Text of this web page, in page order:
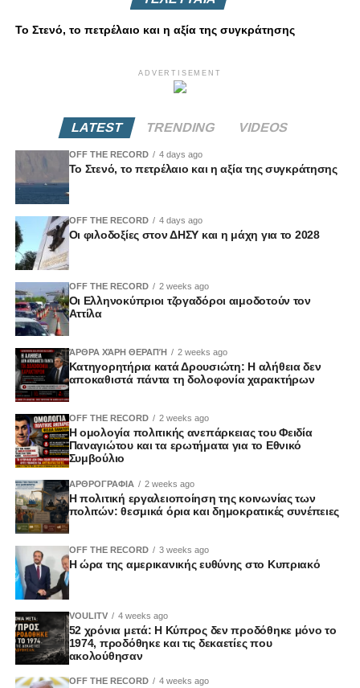
Το Στενό, το πετρέλαιο και η αξία της συγκράτησης
ADVERTISEMENT
LATEST TRENDING VIDEOS
OFF THE RECORD 4 days ago
Το Στενό, το πετρέλαιο και η αξία της συγκράτησης
OFF THE RECORD 4 days ago
Οι φιλοδοξίες στον ΔΗΣΥ και η μάχη για το 2028
OFF THE RECORD 2 weeks ago
Οι Ελληνοκύπριοι τζογαδόροι αιμοδοτούν τον
Αττίλα
ΆΡΘΡΑ ΧΆΡΗ ΘΕΡΑΠΉ 2 weeks ago
Κατηγορητήρια κατά Δρουσιώτη: Η αλήθεια δεν
αποκαθιστά πάντα τη δολοφονία χαρακτήρων
OFF THE RECORD 2 weeks ago
Η ομολογία πολιτικής ανεπάρκειας του Φειδία
Παναγιώτου και τα ερωτήματα για το Εθνικό
Συμβούλιο
ΑΡΘΡΟΓΡΑΦΙΑ 2 weeks ago
Η πολιτική εργαλειοποίηση της κοινωνίας των
πολιτών: θεσμικά όρια και δημοκρατικές συνέπειες
OFF THE RECORD 3 weeks ago
Η ώρα της αμερικανικής ευθύνης στο Κυπριακό
VOULITV 4 weeks ago
52 χρόνια μετά: Η Κύπρος δεν προδόθηκε μόνο το
1974, προδόθηκε και τις δεκαετίες που
ακολούθησαν
OFF THE RECORD 4 weeks ago